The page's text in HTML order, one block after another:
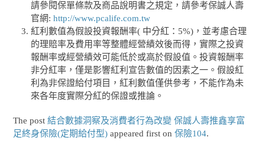
請參閱保單條款及商品說明書之規定，請參考保誠人壽
官網:http://www.pcalife.com.tw
紅利數值為假設投資報酬率( 中分紅：5%)，並考慮合理
的理賠率及費用率等整體經營績效後而得，實際之投資
報酬率或經營績效可能低於或高於假設值。投資報酬率
非分紅率，僅是影響紅利宣告數值的因素之一。假設紅
利為非保證給付項目，紅利數值僅供參考，不能作為未
來各年度實際分紅的保證或推論。
The post結合數據洞察及消費者行為改變 保誠人壽推鑫享富
足終身保險(定期給付型) appeared first on保險104.